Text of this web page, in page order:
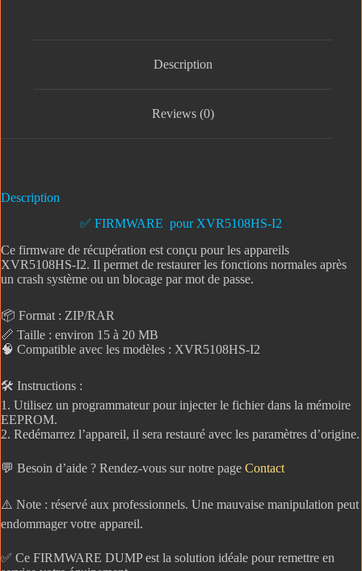
Description
Reviews (0)
Description
✅ FIRMWARE pour XVR5108HS-I2
Ce firmware de récupération est conçu pour les appareils
XVR5108HS-I2. Il permet de restaurer les fonctions normales après
un crash système ou un blocage par mot de passe.
📦 Format : ZIP/RAR
📏 Taille : environ 15 à 20 MB
🧠 Compatible avec les modèles : XVR5108HS-I2
🛠️ Instructions :
1. Utilisez un programmateur pour injecter le fichier dans la mémoire
EEPROM.
2. Redémarrez l’appareil, il sera restauré avec les paramètres d’origine.
💬 Besoin d’aide ? Rendez-vous sur notre page Contact
⚠️ Note : réservé aux professionnels. Une mauvaise manipulation peut
endommager votre appareil.
✅ Ce FIRMWARE DUMP est la solution idéale pour remettre en